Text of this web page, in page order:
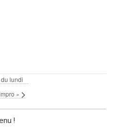
lundi
»
!